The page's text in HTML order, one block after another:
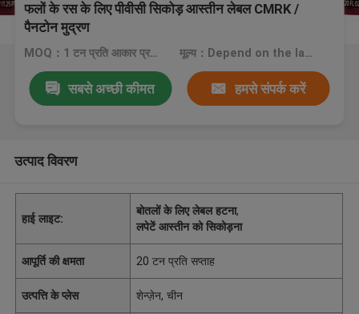
फलों के रस के लिए पीवीसी सिकोड़ आस्तीन लेबल CMRK /
पैनटोन मुद्रण
MOQ：1 टन प्रति आकार प्रति डिजाइन मूल्य：Depend on the labels you need.
सबसे अच्छी कीमत हमसे संपर्क करें
उत्पाद विवरण
हाई लाइट:
बोतलों के लिए लेबल हटना,
लपेटें आस्तीन को सिकोड़ना
आपूर्ति की क्षमता 20 टन प्रति सप्ताह
उत्पत्ति के प्लेस शेन्ज़ेन, चीन